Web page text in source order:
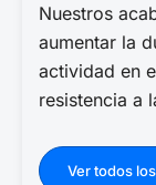
Nuestros
aumentar la
actividad en
resistencia a
Ver todos